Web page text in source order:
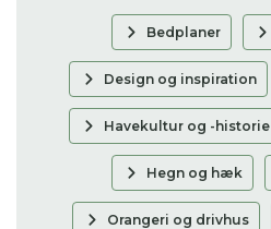
Bedplaner
Design og inspiration
Havekultur og -historie
Hegn og hæk
Orangeri og drivhus